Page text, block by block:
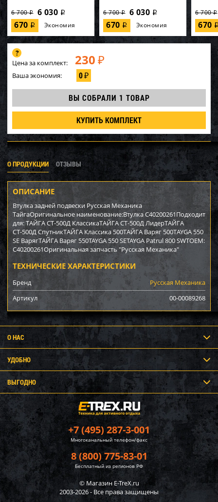
6 700i 6 030 i
670 i Экономия
6 700i 6 030 i
670 i Экономия
6 700i
670
Цена за комплект: 230 ₽
Ваша экономия: 0₽
ВЫ СОБРАЛИ 1 ТОВАР
КУПИТЬ КОМПЛЕКТ
О ПРОДУКЦИИ ОТЗЫВЫ
ОПИСАНИЕ
Втулка задней подвески Русская Механика
ТайгаОригинальное наименование:Втулка C40200261Подходит
для: ТАЙГА СТ-500Д КлассикаТАЙГА СТ-500Д ЛидерТАЙГА
СТ-500Д СпутникТАЙГА Классика 500ТАЙГА Варяг 500ТAYGA 550
SE ВарягТАЙГА Варяг 550TAYGA 550 SETAYGA Patrul 800 SWTOEM:
C40200261Оригинальная запчасть "Русская Механика"
ТЕХНИЧЕСКИЕ ХАРАКТЕРИСТИКИ
Бренд
Русская Механика
Артикул
00-00089268
+7 (495) 287-3-001
Многоканальный телефон/факс
8 (800) 775-83-01
Бесплатный из регионов РФ
© Магазин E-TreX.ru
2003-2026 - Все права защищены
О НАС
УДОБНО
ВЫГОДНО